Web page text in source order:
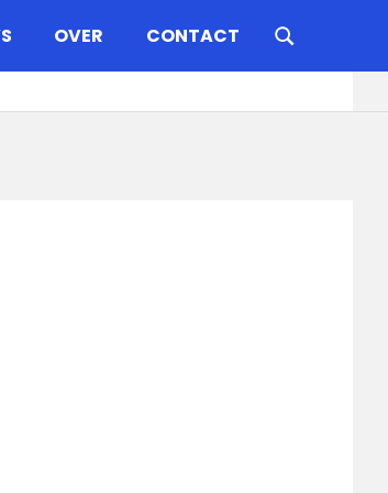
OVER CONTACT